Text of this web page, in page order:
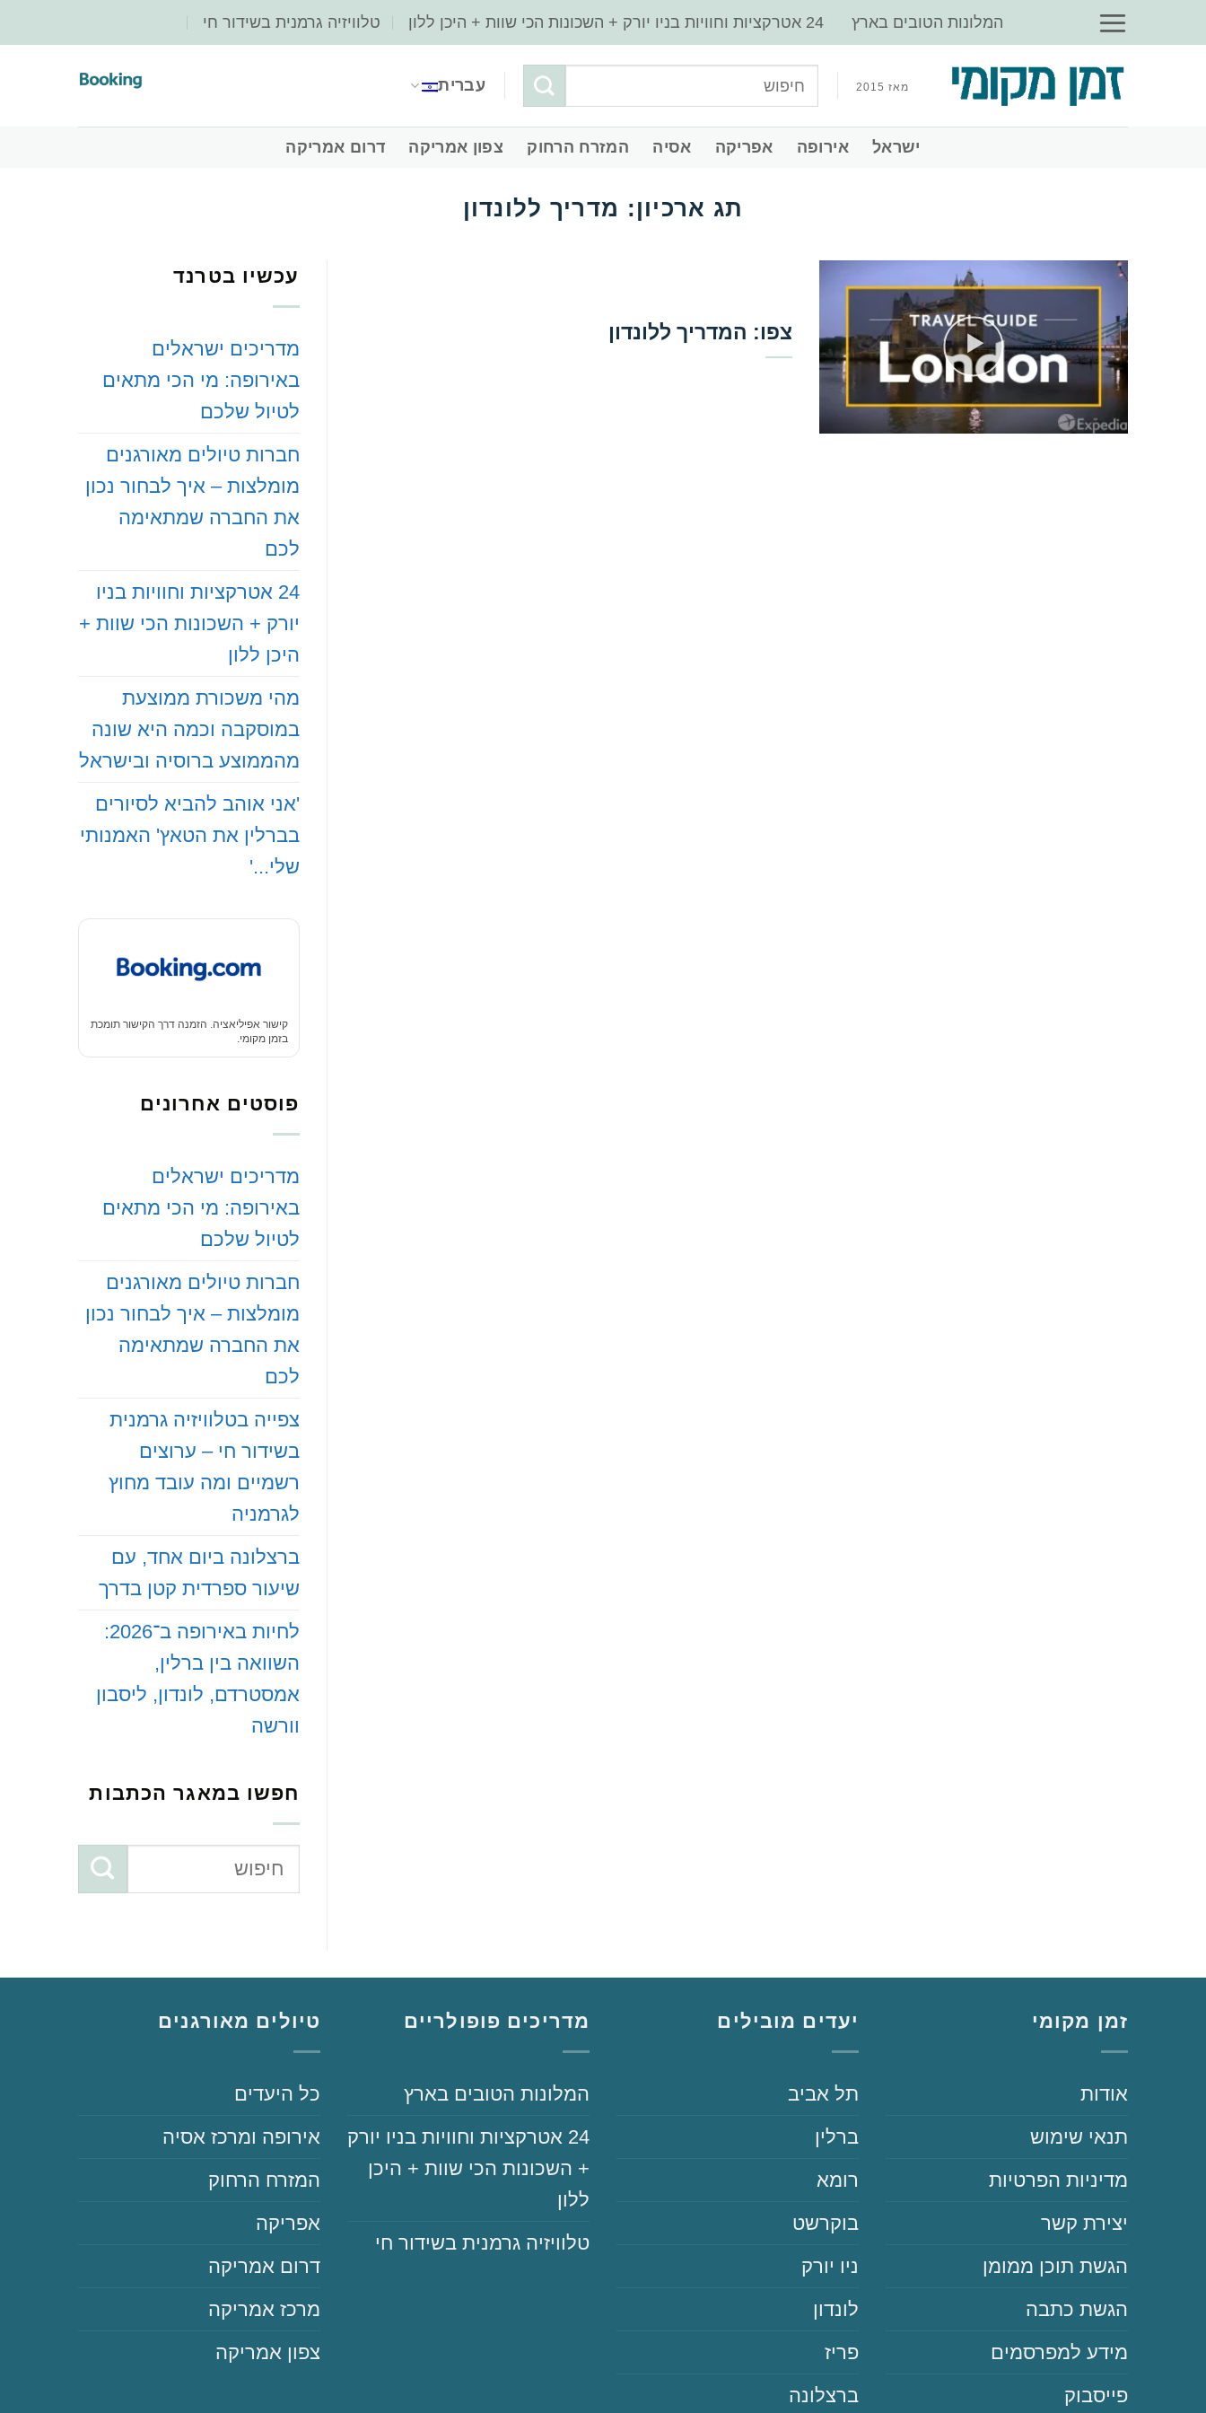
to
‏המלונות הטובים בארץ ‏טלוויזיה גרמנית בשידור חי
מאז 2015 עברית
‏ישראל ‏אירופה ‏אפריקה ‏אסיה ‏המזרח הרחוק ‏צפון אמריקה ‏דרום אמריקה
תג ארכיון: מדריך ללונדון
‏צפו: המדריך ללונדון
עכשיו בטרנד
מדריכים ישראלים
באירופה: מי הכי מתאים
לטיול שלכם
חברות טיולים מאורגנים
מומלצות – איך לבחור נכון
את החברה שמתאימה
לכם
24 אטרקציות וחוויות בניו
יורק + השכונות הכי שוות +
היכן ללון
מהי משכורת ממוצעת
במוסקבה וכמה היא שונה
מהממוצע ברוסיה ובישראל
'אני אוהב להביא לסיורים
בברלין את הטאץ' האמנותי
שלי...'
קישור אפיליאציה. הזמנה דרך הקישור תומכת
בזמן מקומי.
פוסטים אחרונים
‏מדריכים ישראלים
באירופה: מי הכי מתאים
לטיול שלכם
‏חברות טיולים מאורגנים
מומלצות – איך לבחור נכון
את החברה שמתאימה
לכם
‏צפייה בטלוויזיה גרמנית
בשידור חי – ערוצים
רשמיים ומה עובד מחוץ
לגרמניה
‏ברצלונה ביום אחד, עם
שיעור ספרדית קטן בדרך
‏לחיות באירופה ב־2026:
השוואה בין ברלין,
אמסטרדם, לונדון, ליסבון
וורשה
חפשו במאגר הכתבות
זמן מקומי
‏‏אודות
‏‏תנאי שימוש
‏‏מדיניות הפרטיות
‏יצירת קשר
‏הגשת תוכן ממומן
‏הגשת כתבה
‏‏מידע למפרסמים
‏פייסבוק
יעדים מובילים
‏תל אביב
‏ברלין
‏רומא
‏בוקרשט
‏ניו יורק
‏לונדון
‏פריז
‏ברצלונה
מדריכים פופולריים
‏המלונות הטובים בארץ
‏‏24‏ אטרקציות וחוויות בניו יורק
+ השכונות הכי שוות + היכן
ללון
‏טלוויזיה גרמנית בשידור חי
טיולים מאורגנים
‏כל היעדים
‏אירופה ומרכז אסיה
‏המזרח הרחוק
‏אפריקה
‏דרום אמריקה
‏מרכז אמריקה
‏צפון אמריקה